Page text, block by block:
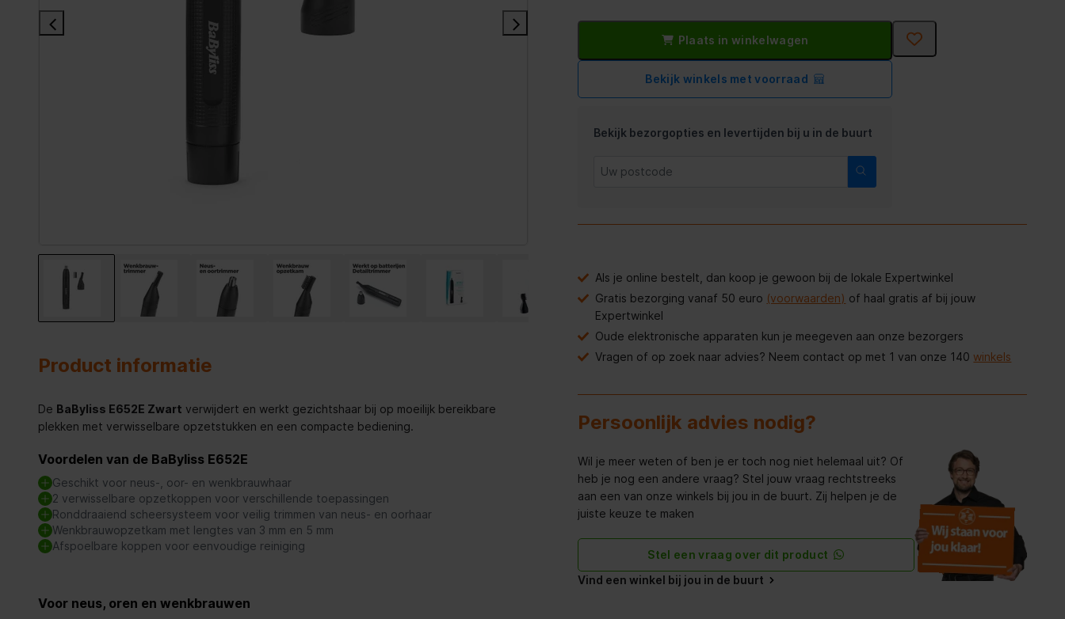
Product informatie
De BaByliss E652E Zwart verwijdert en werkt gezichtshaar bij op moeilijk bereikbare
plekken met verwisselbare opzetstukken en een compacte bediening.
Voordelen van de BaByliss E652E
Geschikt voor neus-, oor- en wenkbrauwhaar
2 verwisselbare opzetkoppen voor verschillende toepassingen
Ronddraaiend scheersysteem voor veilig trimmen van neus- en oorhaar
Wenkbrauwopzetkam met lengtes van 3 mm en 5 mm
Afspoelbare koppen voor eenvoudige reiniging
Voor neus, oren en wenkbrauwen
Plaats in winkelwagen
Bekijk winkels met voorraad
Bekijk bezorgopties en levertijden bij u in de buurt
Als je online bestelt, dan koop je gewoon bij de lokale Expertwinkel
Gratis bezorging vanaf 50 euro (voorwaarden) of haal gratis af bij jouw
Expertwinkel
Oude elektronische apparaten kun je meegeven aan onze bezorgers
Vragen of op zoek naar advies? Neem contact op met 1 van onze 140 winkels
Persoonlijk advies nodig?
Wil je meer weten of ben je er toch nog niet helemaal uit? Of
heb je nog een andere vraag? Stel jouw vraag rechtstreeks
aan een van onze winkels bij jou in de buurt. Zij helpen je de
juiste keuze te maken
Stel een vraag over dit product
Vind een winkel bij jou in de buurt